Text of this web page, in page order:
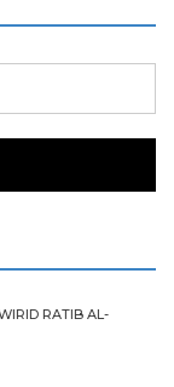
RATIB AL-